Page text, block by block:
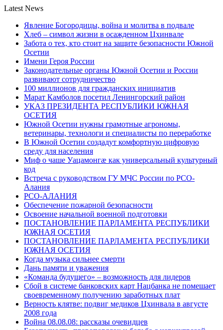
Latest News
Явление Богородицы, война и молитва в подвале
Хлеб – символ жизни в осажденном Цхинвале
Забота о тех, кто стоит на защите безопасности Южной
Осетии
Имени Героя России
Законодательные органы Южной Осетии и России
развивают сотрудничество
100 миллионов для гражданских инициатив
Марат Камболов посетил Ленингорский район
УКАЗ ПРЕЗИДЕНТА РЕСПУБЛИКИ ЮЖНАЯ
ОСЕТИЯ
Южной Осетии нужны грамотные агрономы,
ветеринары, технологи и специалисты по переработке
В Южной Осетии создадут комфортную цифровую
среду для населения
Миф о чаше Уацамонгæ как универсальный культурный
код
Встреча с руководством ГУ МЧС России по РСО-
Алания
РСО-АЛАНИЯ
Обеспечение пожарной безопасности
Освоение начальной военной подготовки
ПОСТАНОВЛЕНИЕ ПАРЛАМЕНТА РЕСПУБЛИКИ
ЮЖНАЯ ОСЕТИЯ
ПОСТАНОВЛЕНИЕ ПАРЛАМЕНТА РЕСПУБЛИКИ
ЮЖНАЯ ОСЕТИЯ
Когда музыка сильнее смерти
Дань памяти и уважения
«Команда будущего» – возможность для лидеров
Сбой в системе банковских карт Нацбанка не помешает
своевременному получению заработных плат
Верность клятве: подвиг медиков Цхинвала в августе
2008 года
Война 08.08.08: рассказы очевидцев